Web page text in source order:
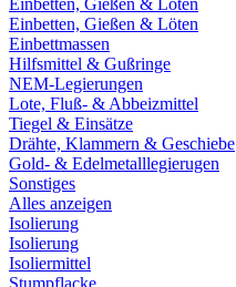
Einbetten, Gießen & Löten
Einbetten, Gießen & Löten
Einbettmassen
Hilfsmittel & Gußringe
NEM-Legierungen
Lote, Fluß- & Abbeizmittel
Tiegel & Einsätze
Drähte, Klammern & Geschiebe
Gold- & Edelmetalllegierugen
Sonstiges
Alles anzeigen
Isolierung
Isolierung
Isoliermittel
Stumpflacke